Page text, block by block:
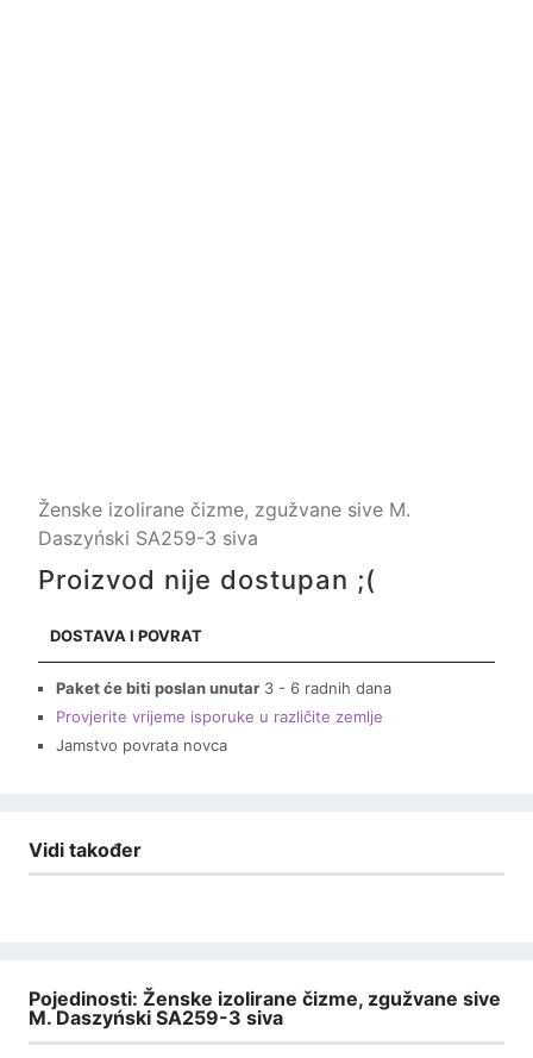
Ženske izolirane čizme, zgužvane sive M.
Daszyński SA259-3 siva
Proizvod nije dostupan ;(
DOSTAVA I POVRAT
Paket će biti poslan unutar 3 - 6 radnih dana
Provjerite vrijeme isporuke u različite zemlje
Jamstvo povrata novca
Vidi također
Pojedinosti: Ženske izolirane čizme, zgužvane sive
M. Daszyński SA259-3 siva